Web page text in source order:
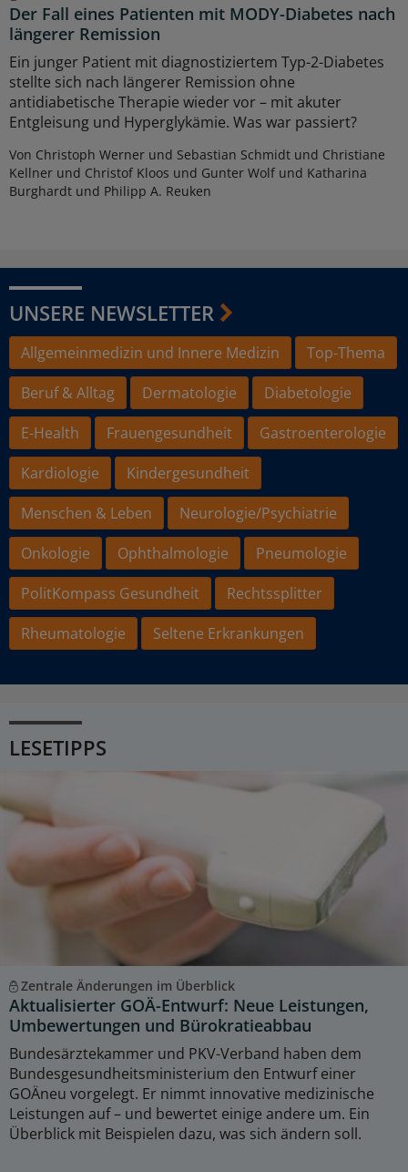
Der Fall eines Patienten mit MODY-Diabetes nach
längerer Remission
Ein junger Patient mit diagnostiziertem Typ-2-Diabetes
stellte sich nach längerer Remission ohne
antidiabetische Therapie wieder vor – mit akuter
Entgleisung und Hyperglykämie. Was war passiert?
Von Christoph Werner und Sebastian Schmidt und Christiane
Kellner und Christof Kloos und Gunter Wolf und Katharina
Burghardt und Philipp A. Reuken
UNSERE NEWSLETTER
Allgemeinmedizin und Innere Medizin
Top-Thema
Beruf & Alltag
Dermatologie
Diabetologie
E-Health
Frauengesundheit
Gastroenterologie
Kardiologie
Kindergesundheit
Menschen & Leben
Neurologie/Psychiatrie
Onkologie
Ophthalmologie
Pneumologie
PolitKompass Gesundheit
Rechtssplitter
Rheumatologie
Seltene Erkrankungen
LESETIPPS
Zentrale Änderungen im Überblick
Aktualisierter GOÄ-Entwurf: Neue Leistungen,
Umbewertungen und Bürokratieabbau
Bundesärztekammer und PKV-Verband haben dem
Bundesgesundheitsministerium den Entwurf einer
GOÄneu vorgelegt. Er nimmt innovative medizinische
Leistungen auf – und bewertet einige andere um. Ein
Überblick mit Beispielen dazu, was sich ändern soll.